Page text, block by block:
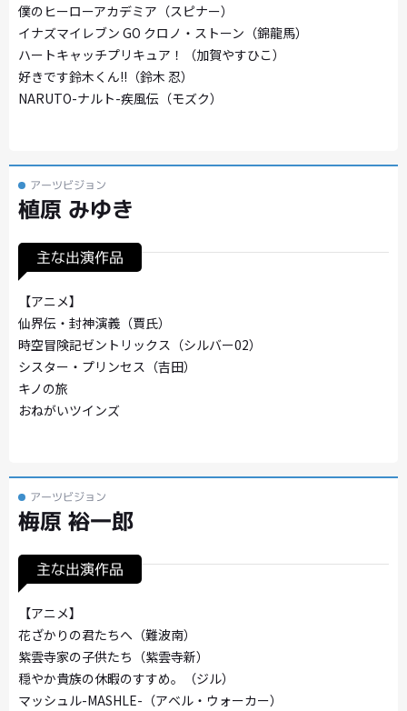
僕のヒーローアカデミア（スピナー）
イナズマイレブン GO クロノ・ストーン（錦龍馬）
ハートキャッチプリキュア！（加賀やすひこ）
好きです鈴木くん!!（鈴木 忍）
NARUTO-ナルト-疾風伝（モズク）
アーツビジョン
植原 みゆき
主な出演作品
【アニメ】
仙界伝・封神演義（賈氏）
時空冒険記ゼントリックス（シルバー02）
シスター・プリンセス（吉田）
キノの旅
おねがいツインズ
アーツビジョン
梅原 裕一郎
主な出演作品
【アニメ】
花ざかりの君たちへ（難波南）
紫雲寺家の子供たち（紫雲寺新）
穏やか貴族の休暇のすすめ。（ジル）
マッシュル-MASHLE-（アベル・ウォーカー）